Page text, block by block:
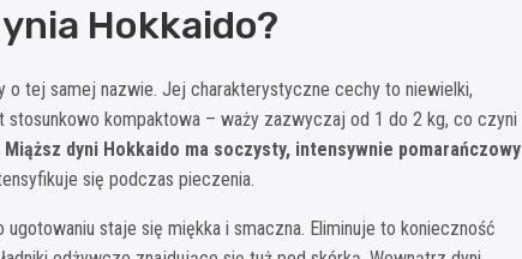
Hokkaido?
o tej samej nazwie. Jej charakterystyczne cechy to niewielki,
stosunkowo kompaktowa – waży zazwyczaj od 1 do 2 kg, co czyni
Miąższ dyni Hokkaido ma soczysty, intensywnie pomarańczowy
się podczas pieczenia.
staje się miękka i smaczna. Eliminuje to konieczność